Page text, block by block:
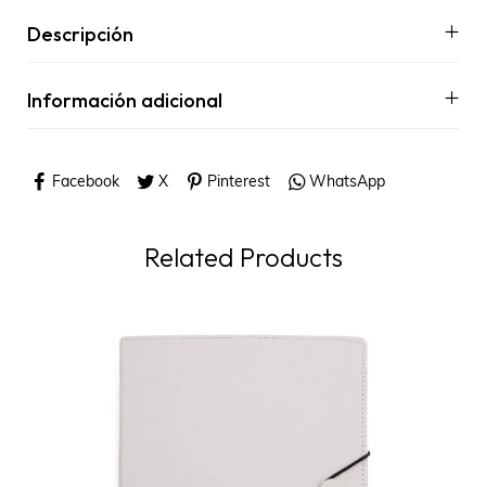
Descripción
Información adicional
Facebook X Pinterest WhatsApp
Related Products